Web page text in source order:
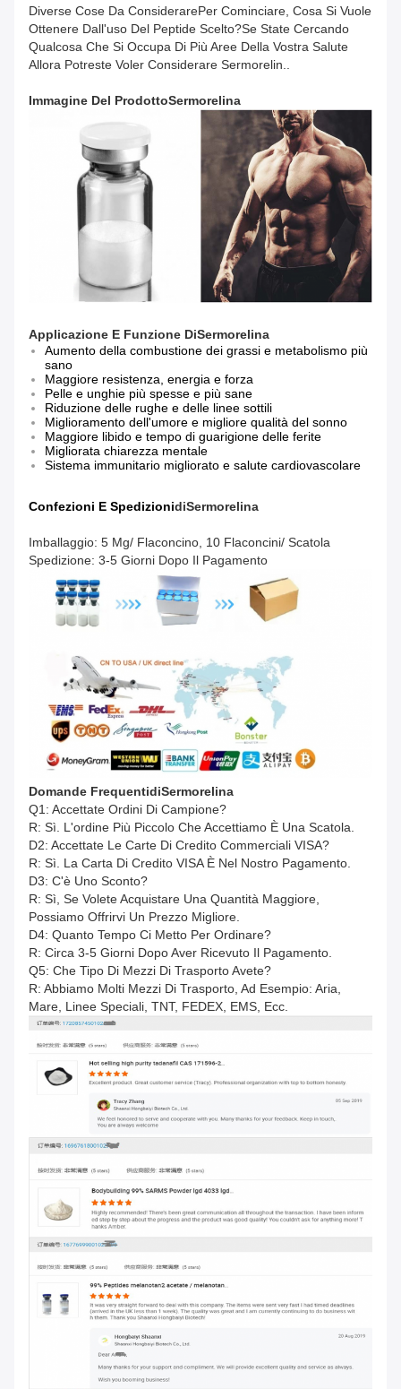
Diverse Cose Da ConsiderarePer Cominciare, Cosa Si Vuole
Ottenere Dall'uso Del Peptide Scelto?Se State Cercando
Qualcosa Che Si Occupa Di Più Aree Della Vostra Salute
Allora Potreste Voler Considerare Sermorelin..
Immagine Del ProdottoSermorelina
Applicazione E Funzione DiSermorelina
Aumento della combustione dei grassi e metabolismo più
sano
Maggiore resistenza, energia e forza
Pelle e unghie più spesse e più sane
Riduzione delle rughe e delle linee sottili
Miglioramento dell'umore e migliore qualità del sonno
Maggiore libido e tempo di guarigione delle ferite
Migliorata chiarezza mentale
Sistema immunitario migliorato e salute cardiovascolare
Confezioni E SpedizioniDiSermorelina
Imballaggio: 5 Mg/ Flaconcino, 10 Flaconcini/ Scatola
Spedizione: 3-5 Giorni Dopo Il Pagamento
Domande FrequentiDiSermorelina
Q1: Accettate Ordini Di Campione?
R: Sì. L'ordine Più Piccolo Che Accettiamo È Una Scatola.
D2: Accettate Le Carte Di Credito Commerciali VISA?
R: Sì. La Carta Di Credito VISA È Nel Nostro Pagamento.
D3: C'è Uno Sconto?
R: Sì, Se Volete Acquistare Una Quantità Maggiore,
Possiamo Offrirvi Un Prezzo Migliore.
D4: Quanto Tempo Ci Metto Per Ordinare?
R: Circa 3-5 Giorni Dopo Aver Ricevuto Il Pagamento.
Q5: Che Tipo Di Mezzi Di Trasporto Avete?
R: Abbiamo Molti Mezzi Di Trasporto, Ad Esempio: Aria,
Mare, Linee Speciali, TNT, FEDEX, EMS, Ecc.